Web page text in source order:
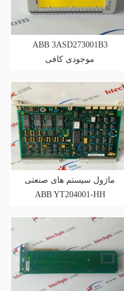
ABB 3ASD273001B3
موجودی کافی
ماژول سیستم های صنعتی
ABB YT204001-HH